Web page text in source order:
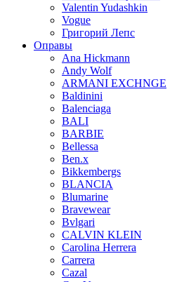
Valentin Yudashkin
Vogue
Григорий Лепс
Оправы
Ana Hickmann
Andy Wolf
ARMANI EXCHNGE
Baldinini
Balenciaga
BALI
BARBIE
Bellessa
Ben.x
Bikkembergs
BLANCIA
Blumarine
Bravewear
Bvlgari
CALVIN KLEIN
Carolina Herrera
Carrera
Cazal